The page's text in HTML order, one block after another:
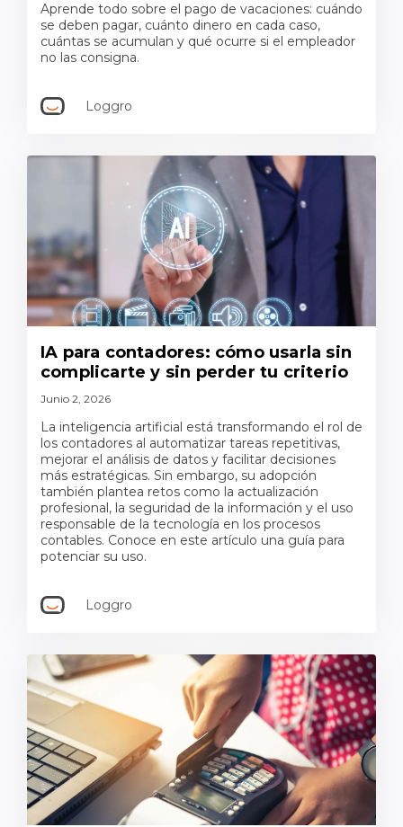
Aprende todo sobre el pago de vacaciones: cuándo
se deben pagar, cuánto dinero en cada caso,
cuántas se acumulan y qué ocurre si el empleador
no las consigna.
Loggro
IA para contadores: cómo usarla sin
complicarte y sin perder tu criterio
Junio 2, 2026
La inteligencia artificial está transformando el rol de
los contadores al automatizar tareas repetitivas,
mejorar el análisis de datos y facilitar decisiones
más estratégicas. Sin embargo, su adopción
también plantea retos como la actualización
profesional, la seguridad de la información y el uso
responsable de la tecnología en los procesos
contables. Conoce en este artículo una guía para
potenciar su uso.
Loggro